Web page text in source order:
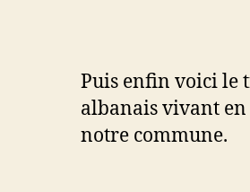
Puis enfin voici le
albanais vivant
notre commune.